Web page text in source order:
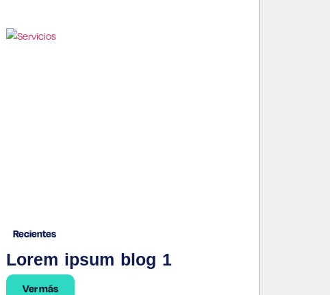
Recientes
Lorem ipsum blog 1
Ver más